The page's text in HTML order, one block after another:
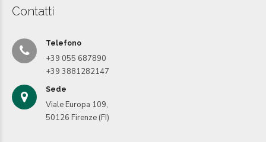
Contatti
Telefono
+39 055 687890
+39 3881282147
Sede
Viale Europa 109,
50126 Firenze (FI)